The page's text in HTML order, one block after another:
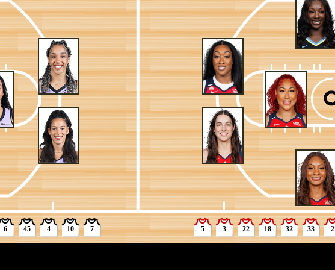
[阿米赫蕾] 投篮犯规
[神秘人] 球队进攻篮板
[蒂芙尼-海耶斯] 封盖 [夏奇拉-奥斯汀] 的3英尺快攻上篮
[科蒂-麦克马洪] 换人 [米凯拉-奥耶维拉]
[神秘人] 全场(60秒)暂停
[陈紫柔] 突破上篮得分
[米凯拉-奥耶维拉] 失误 ([珍妮尔-萨伦] 抢断)
[珍妮尔-萨伦] 对抗 [伊莉亚芬] ([陈紫柔] 获得球权)
[夏奇拉-奥斯汀] 抢到防守篮板
[凯拉-查尔斯] 18英尺处后撤步跳投不中
[阿莫尔] 个人犯规
[阿米赫蕾] 抢到进攻篮板
[珍妮尔-萨伦] 错失23英尺的三分急停跳投
[夏奇拉-奥斯汀] 罚球 2投2中
[夏奇拉-奥斯汀] 罚球 2投1中
[阿米赫蕾] 投篮犯规
2
33
32
18
22
3
5
6 45 4 10 7